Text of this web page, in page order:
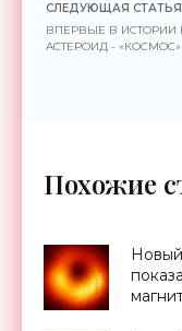
СЛЕДУЮЩАЯ СТАТЬЯ
ВПЕРВЫЕ В ИСТОРИИ
АСТЕРОИД - «КОСМОС»
Похожие